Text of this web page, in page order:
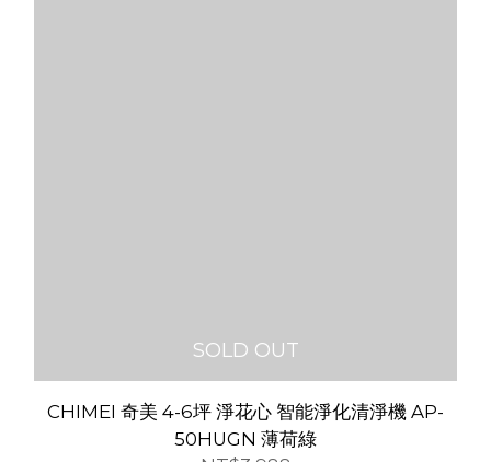
SOLD OUT
CHIMEI 奇美 4-6坪 淨花心 智能淨化清淨機 AP-
50HUGN 薄荷綠